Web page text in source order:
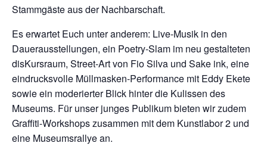
Stammgäste aus der Nachbarschaft.
Es erwartet Euch unter anderem: Live-Musik in den
Dauerausstellungen, ein Poetry-Slam im neu gestalteten
disKursraum, Street-Art von Fio Silva und Sake ink, eine
eindrucksvolle Müllmasken-Performance mit Eddy Ekete
sowie ein moderierter Blick hinter die Kulissen des
Museums. Für unser junges Publikum bieten wir zudem
Graffiti-Workshops zusammen mit dem Kunstlabor 2 und
eine Museumsrallye an.